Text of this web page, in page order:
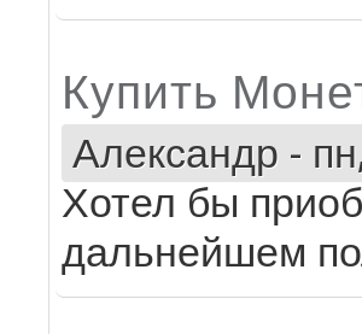
Купить
Александр -
Хотел бы
дальнейшем